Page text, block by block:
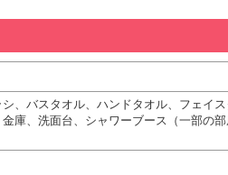
、バスタオル、ハンドタオル、フェイス
庫、洗面台、シャワーブース（一部の部